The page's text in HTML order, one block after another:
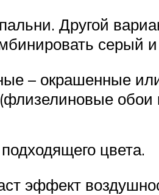
Другой
серый
– окрашенные
обои
цвета.
эффект